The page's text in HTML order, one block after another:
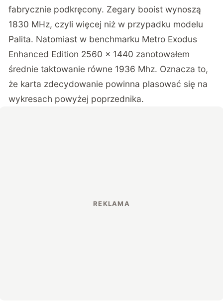
fabrycznie podkręcony. Zegary booist wynoszą
1830 MHz, czyli więcej niż w przypadku modelu
Palita. Natomiast w benchmarku Metro Exodus
Enhanced Edition 2560 x 1440 zanotowałem
średnie taktowanie równe 1936 Mhz. Oznacza to,
że karta zdecydowanie powinna plasować się na
wykresach powyżej poprzednika.